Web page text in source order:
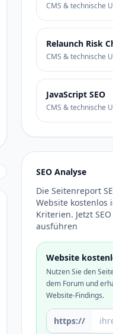
CMS & technische
Relaunch Risk
CMS & technische
JavaScript SEO
CMS & technische
SEO Analyse
Die Seitenreport
Website kostenlos
Kriterien. Jetzt
ausführen
Website
Nutzen Sie den
dem Forum und
Website-Findings.
Domain oder
https://